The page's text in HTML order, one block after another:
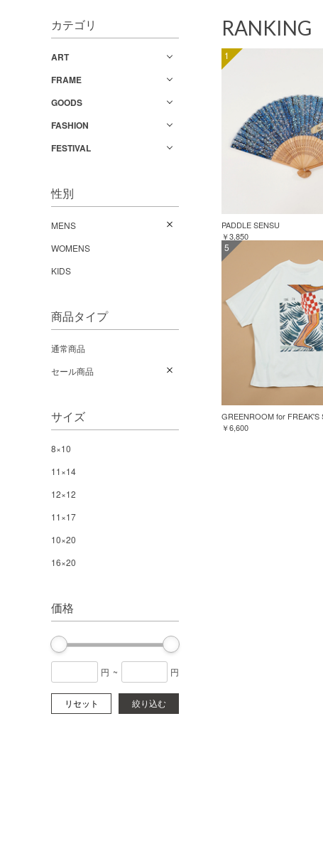
カテゴリ
ART
FRAME
GOODS
FASHION
FESTIVAL
性別
MENS
WOMENS
KIDS
商品タイプ
通常商品
セール商品
サイズ
8×10
11×14
12×12
11×17
10×20
16×20
価格
円 ~ 円
リセット 絞り込む
RANKING
1
PADDLE SENSU
￥3,850
5
￥6,600